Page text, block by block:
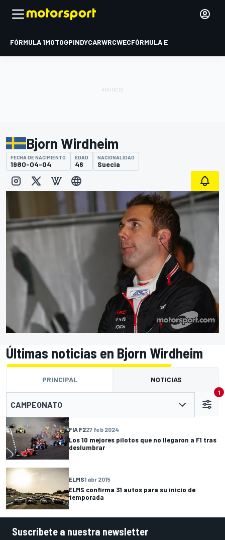
FÓRMULA 1MOTOGPINDYCARWRCWECFÓRMULA E
Bjorn Wirdheim
FECHA DE NACIMIENTO
1980-04-04
EDAD
46
NACIONALIDAD
Suecia
Últimas noticias en Bjorn Wirdheim
PRINCIPAL NOTICIAS
CAMPEONATO
1
FIA F227 feb 2024
Los 10 mejores pilotos que no llegaron a F1 tras
deslumbrar
ELMS1 abr 2015
ELMS confirma 31 autos para su inicio de
temporada
Suscríbete a nuestra newsletter